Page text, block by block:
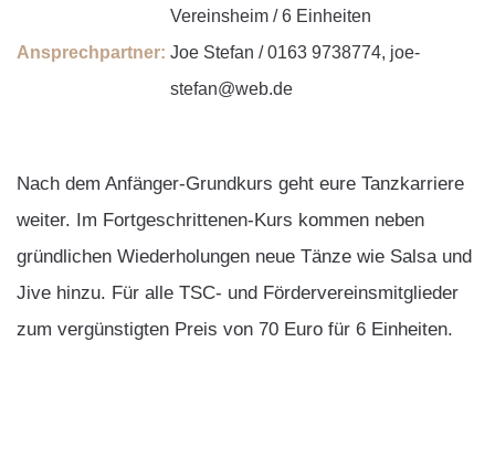
Vereinsheim / 6 Einheiten
Ansprechpartner: Joe Stefan / 0163 9738774, joe-
stefan@web.de
Nach dem Anfänger-Grundkurs geht eure Tanzkarriere
weiter. Im Fortgeschrittenen-Kurs kommen neben
gründlichen Wiederholungen neue Tänze wie Salsa und
Jive hinzu. Für alle TSC- und Fördervereinsmitglieder
zum vergünstigten Preis von 70 Euro für 6 Einheiten.